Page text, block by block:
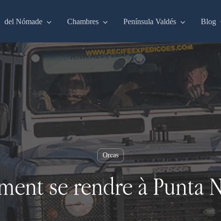
del Nómade Chambres Península Valdés Blog
Orcas
se rendre à Punta